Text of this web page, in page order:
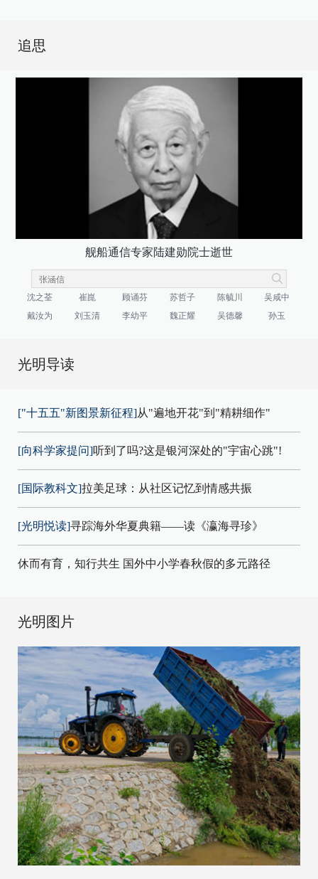
追思
舰船通信专家陆建勋院士逝世
沈之荃 崔崑 顾诵芬 苏哲子 陈毓川
吴咸中
戴汝为
刘玉清 李幼平 魏正耀 吴德馨 孙玉
光明导读
["十五五"新图景新征程]从"遍地开花"到"精耕细作"
[向科学家提问]听到了吗?这是银河深处的"宇宙心跳"!
[国际教科文]拉美足球：从社区记忆到情感共振
[光明悦读]寻踪海外华夏典籍——读《瀛海寻珍》
休而有育，知行共生 国外中小学春秋假的多元路径
光明图片